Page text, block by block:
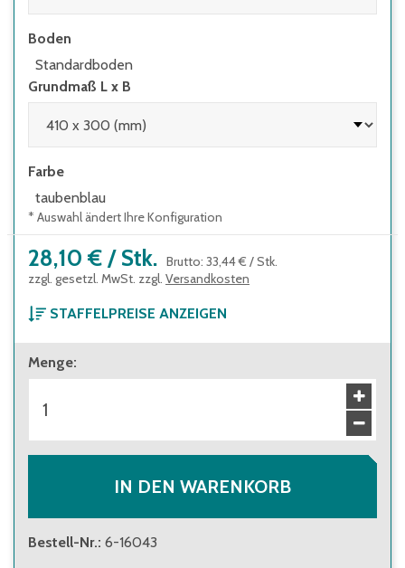
Boden
Standardboden
Grundmaß L x B
Farbe
taubenblau
* Auswahl ändert Ihre Konfiguration
28,10 € / Stk. Brutto: 33,44 € /Stk.
zzgl. gesetzl. MwSt. zzgl. Versandkosten
STAFFELPREISE ANZEIGEN
ab 1 Stück
28,10 €
ab 120 Stück
25,30 €
Menge:
IN DEN WARENKORB
Bestell-Nr.: 6-16043